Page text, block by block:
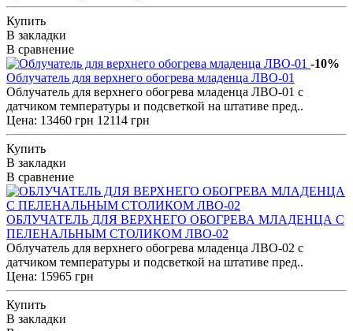
Купить
В закладки
В сравнение
-10%
Облучатель для верхнего обогрева младенца ЛВО-01
Облучатель для верхнего обогрева младенца ЛВО-01 с
датчиком температуры и подсветкой на штативе пред..
Цена: 13460 грн 12114 грн
Купить
В закладки
В сравнение
ОБЛУЧАТЕЛЬ ДЛЯ ВЕРХНЕГО ОБОГРЕВА МЛАДЕНЦА С
ПЕЛЕНАЛЬНЫМ СТОЛИКОМ ЛВО-02
Облучатель для верхнего обогрева младенца ЛВО-02 с
датчиком температуры и подсветкой на штативе пред..
Цена: 15965 грн
Купить
В закладки